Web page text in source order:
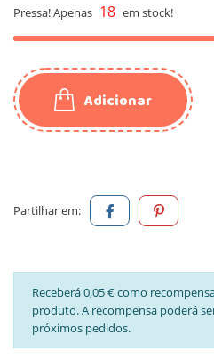
Pressa! Apenas 18 em stock!
Adicionar
Partilhar em:
Receberá 0,05 € como
produto. A recompensa poderá
próximos pedidos.